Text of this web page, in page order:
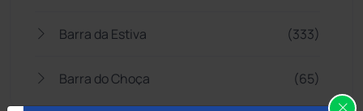
Barra da Estiva (333)
Barra do Choça (65)